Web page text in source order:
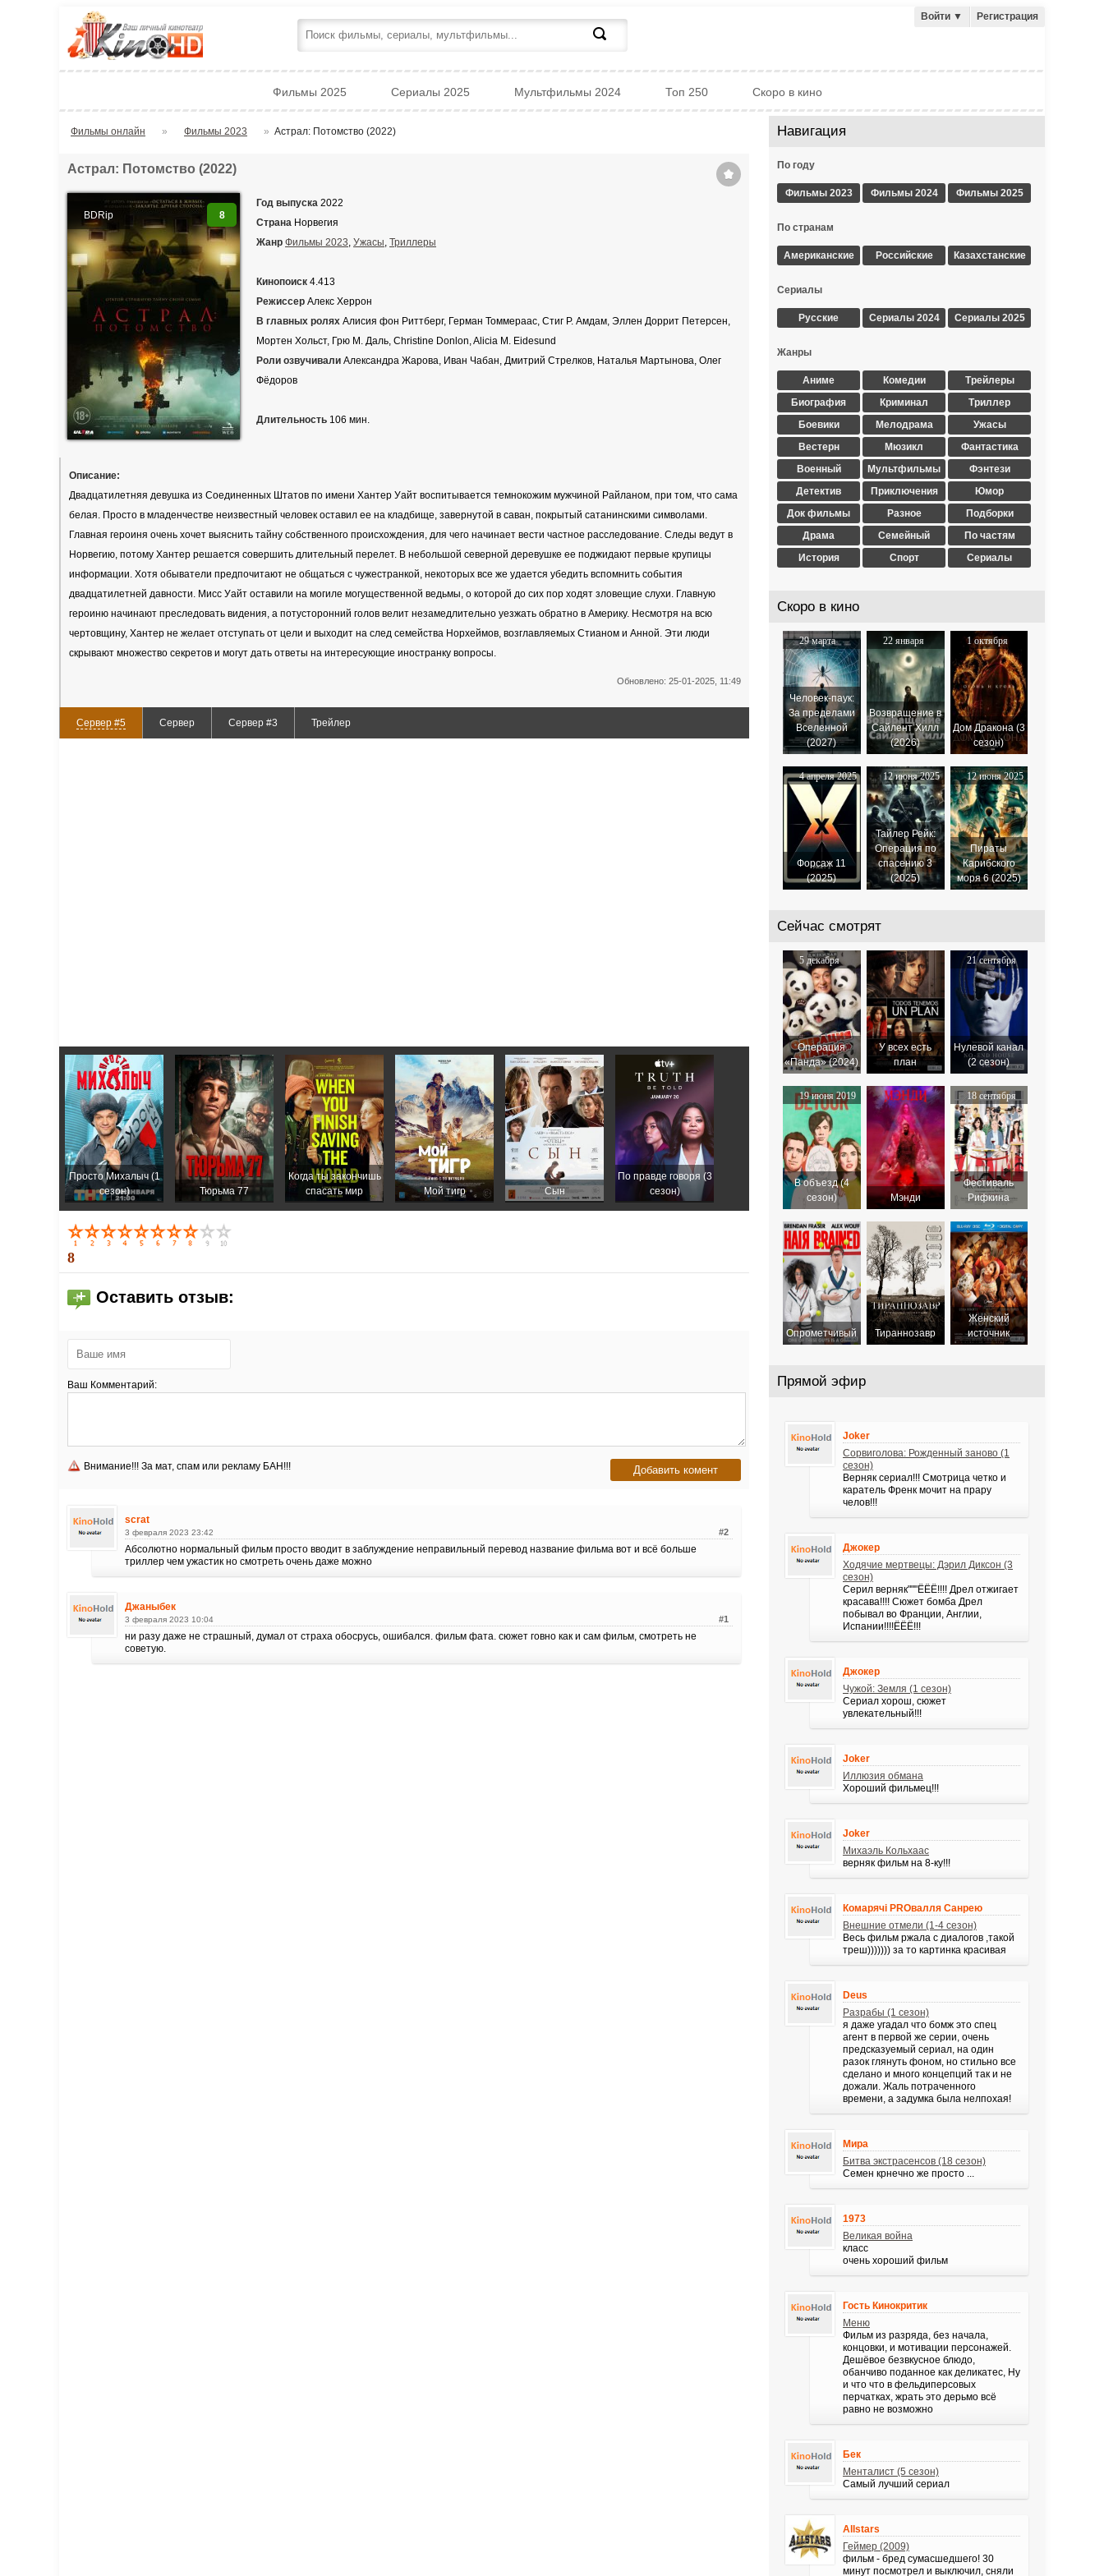
Войти ▼ Регистрация
Фильмы 2025 Сериалы 2025 Мультфильмы 2024 Топ 250 Скоро в кино
Фильмы онлайн » Фильмы 2023 » Астрал: Потомство (2022)
Астрал: Потомство (2022)
BDRip
Год выпуска 2022
Страна Норвегия
Жанр Фильмы 2023, Ужасы, Триллеры
Кинопоиск 4.413
Режиссер Алекс Херрон
В главных ролях Алисия фон Риттберг, Герман Томмераас, Стиг Р. Амдам, Эллен Доррит Петерсен,
Мортен Хольст, Грю М. Даль, Christine Donlon, Alicia M. Eidesund
Роли озвучивали Александра Жарова, Иван Чабан, Дмитрий Стрелков, Наталья Мартынова, Олег
Фёдоров
Длительность 106 мин.
8
Описание:
Двадцатилетняя девушка из Соединенных Штатов по имени Хантер Уайт воспитывается темнокожим мужчиной Райланом, при том, что сама
белая. Просто в младенчестве неизвестный человек оставил ее на кладбище, завернутой в саван, покрытый сатанинскими символами.
Главная героиня очень хочет выяснить тайну собственного происхождения, для чего начинает вести частное расследование. Следы ведут в
Норвегию, потому Хантер решается совершить длительный перелет. В небольшой северной деревушке ее поджидают первые крупицы
информации. Хотя обыватели предпочитают не общаться с чужестранкой, некоторых все же удается убедить вспомнить события
двадцатилетней давности. Мисс Уайт оставили на могиле могущественной ведьмы, о которой до сих пор ходят зловещие слухи. Главную
героиню начинают преследовать видения, а потусторонний голов велит незамедлительно уезжать обратно в Америку. Несмотря на всю
чертовщину, Хантер не желает отступать от цели и выходит на след семейства Норхеймов, возглавляемых Стианом и Анной. Эти люди
скрывают множество секретов и могут дать ответы на интересующие иностранку вопросы.
Обновлено: 25-01-2025, 11:49
Сервер #5 Сервер Сервер #3 Трейлер
Просто Михалыч (1
сезон)
Тюрьма 77
Когда ты закончишь
спасать мир
Мой тигр Сын
По правде говоря (3
сезон)
8
Оставить отзыв:
Ваш Комментарий:
Внимание!!! За мат, спам или рекламу БАН!!!
scrat
3 февраля 2023 23:42 #2
Абсолютно нормальный фильм просто вводит в заблуждение неправильный перевод название фильма вот и всё больше
триллер чем ужастик но смотреть очень даже можно
Джаныбек
3 февраля 2023 10:04 #1
ни разу даже не страшный, думал от страха обосрусь, ошибался. фильм фата. сюжет говно как и сам фильм, смотреть не
советую.
Навигация
По году
Фильмы 2023 Фильмы 2024 Фильмы 2025
По странам
Американские Российские Казахстанские
Сериалы
Русские Сериалы 2024 Сериалы 2025
Жанры
Аниме
Биография
Боевики
Вестерн
Военный
Детектив
Док фильмы
Драма
История
Комедии
Криминал
Мелодрама
Мюзикл
Мультфильмы
Приключения
Разное
Семейный
Спорт
Трейлеры
Триллер
Ужасы
Фантастика
Фэнтези
Юмор
Подборки
По частям
Сериалы
Скоро в кино
29 марта
2024
Человек-паук:
За пределами
Вселенной
(2027)
22 января
2026
Возвращение в
Сайлент Хилл
(2026)
1 октября
2025
Дом Дракона (3
сезон)
4 апреля 2025
Форсаж 11
(2025)
12 июня 2025
Тайлер Рейк:
Операция по
спасению 3
(2025)
12 июня 2025
Пираты
Карибского
моря 6 (2025)
Сейчас смотрят
5 декабря
2024
Операция
«Панда» (2024)
У всех есть
план
21 сентября
2017
Нулевой канал
(2 сезон)
19 июня 2019
В объезд (4
сезон)
Мэнди
18 сентября
2020
Фестиваль
Рифкина
Опрометчивый Тираннозавр
Женский
источник
Прямой эфир
Joker
Сорвиголова: Рожденный заново (1
сезон)
Верняк сериал!!! Смотрица четко и
каратель Френк мочит на прару
челов!!!
Джокер
Ходячие мертвецы: Дэрил Диксон (3
сезон)
Серил верняк"""ЁЁЁ!!!! Дрел отжигает
красава!!!! Сюжет бомба Дрел
побывал во Франции, Англии,
Испании!!!!ЁЁЁ!!!
Джокер
Чужой: Земля (1 сезон)
Сериал хорош, сюжет
увлекательный!!!
Joker
Иллюзия обмана
Хороший фильмец!!!
Joker
Михаэль Кольхаас
верняк фильм на 8-ку!!!
Комарячі PROвалля Санрею
Внешние отмели (1-4 сезон)
Весь фильм ржала с диалогов ,такой
треш))))))) за то картинка красивая
Deus
Разрабы (1 сезон)
я даже угадал что бомж это спец
агент в первой же серии, очень
предсказуемый сериал, на один
разок глянуть фоном, но стильно все
сделано и много концепций так и не
дожали. Жаль потраченного
времени, а задумка была нелпохая!
Мира
Битва экстрасенсов (18 сезон)
Семен крнечно же просто ...
1973
Великая война
класс
очень хороший фильм
Гость Кинокритик
Меню
Фильм из разряда, без начала,
концовки, и мотивации персонажей.
Дешёвое безвкусное блюдо,
обанчиво поданное как деликатес, Ну
и что что в фельдиперсовых
перчатках, жрать это дерьмо всё
равно не возможно
Бек
Менталист (5 сезон)
Самый лучший сериал
Allstars
Геймер (2009)
фильм - бред сумасшедшего! 30
минут посмотрел и выключил, сняли